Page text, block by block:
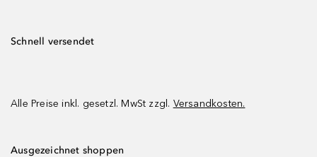
Schnell versendet
Alle Preise inkl. gesetzl. MwSt zzgl. Versandkosten.
Ausgezeichnet shoppen